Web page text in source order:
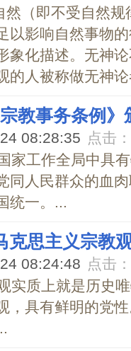
然（即不受自然
以影响自然事物
象化描述。无神
的人被称做无神
教事务条例
08:28:35 点击：
家工作全局中具
同人民群众的血
统一。...
克思主义宗教
08:24:48 点击：
实质上就是历史
，具有鲜明的党